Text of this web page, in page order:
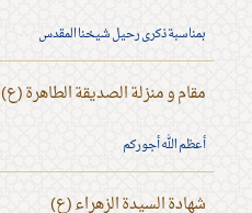
بمناسبة ذكرى رحيل شيخنا المقدس
مقام و منزلة الصديقة الطاهرة (ع)
أعظم الله أجوركم
شهادة السيدة الزهراء (ع)